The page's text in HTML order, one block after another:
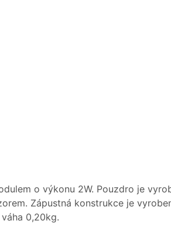
o výkonu 2W. Pouzdro je
Zápustná konstrukce je
0,20kg.